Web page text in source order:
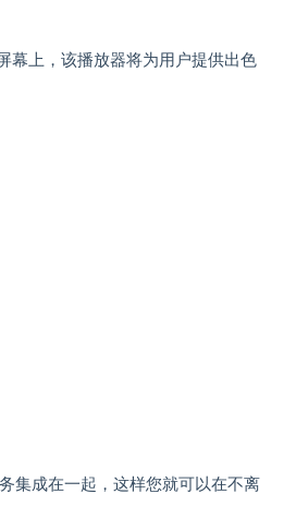
幕上，该播放器将为用户提供出色
集成在一起，这样您就可以在不离